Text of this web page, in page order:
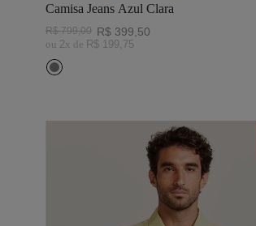
Camisa Jeans Azul Clara
R$ 799,00 R$ 399 50
ou 2x de R$ 199 75